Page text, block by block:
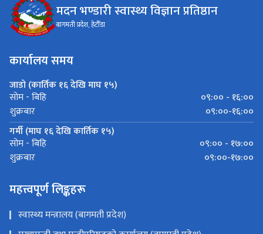
मदन भण्डारी स्वास्थ्य विज्ञान प्रतिष्ठान
बागमती प्रदेश, हेटौँडा
कार्यालय समय
जाडो (कार्तिक १६ देखि माघ १५)
सोम - बिहि
०९:०० - १६:००
शुक्रबार
०९:००-१६:००
गर्मी (माघ १६ देखि कार्तिक १५)
सोम - बिहि
०९:०० - १७:००
शुक्रबार
०९:००-१७:००
महत्त्वपूर्ण लिङ्कहरू
स्वास्थ्य मन्त्रालय (बागमती प्रदेश)